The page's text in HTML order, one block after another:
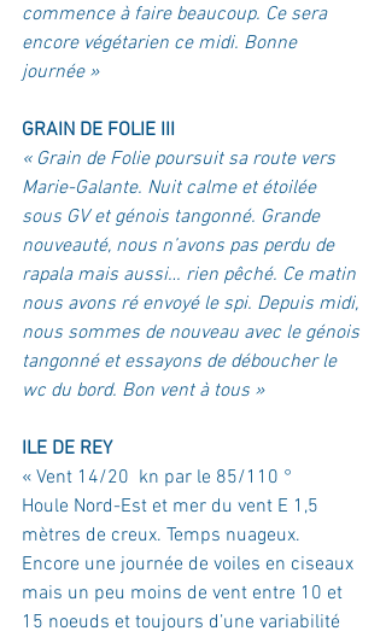
commence à faire beaucoup. Ce sera
encore végétarien ce midi. Bonne
journée »
GRAIN DE FOLIE III
« Grain de Folie poursuit sa route vers
Marie-Galante. Nuit calme et étoilée
sous GV et génois tangonné. Grande
nouveauté, nous n’avons pas perdu de
rapala mais aussi… rien pêché. Ce matin
nous avons ré envoyé le spi. Depuis midi,
nous sommes de nouveau avec le génois
tangonné et essayons de déboucher le
wc du bord. Bon vent à tous »
ILE DE REY
« Vent 14/20  kn par le 85/110 °
Houle Nord-Est et mer du vent E 1,5
mètres de creux. Temps nuageux.
Encore une journée de voiles en ciseaux
mais un peu moins de vent entre 10 et
15 noeuds et toujours d’une variabilité